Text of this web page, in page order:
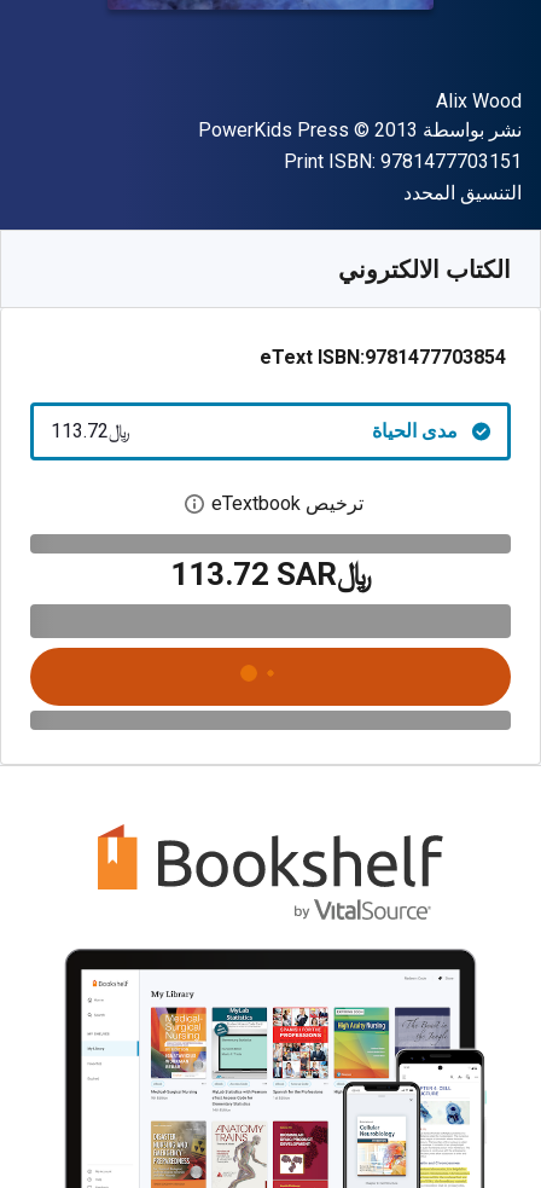
المؤلف (المؤلفون)
Alix Wood
الناشر
نشر بواسطة PowerKids Press
حقوق الطبع والنشر © 2013
Print ISBN: 9781477703151
شكل
التنسيق المحدد
الكتاب الالكتروني
eText ISBN:9781477703854
مدى الحياة ﷼‎113.72
ترخيص eTextbook افتح مربع حوار
﷼‎113.72 SAR